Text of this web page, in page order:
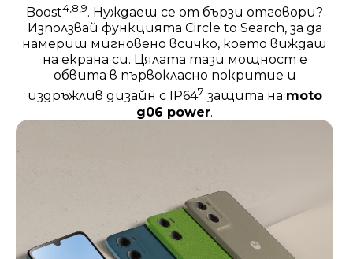
Boost4,8,9. Нуждаеш се от бързи отговори?
Използвай функцията Circle to Search, за да
намериш мигновено всичко, което виждаш
на екрана си. Цялата тази мощност е
обвита в първокласно покритие и
издръжлив дизайн с IP647 защита на moto
g06 power.